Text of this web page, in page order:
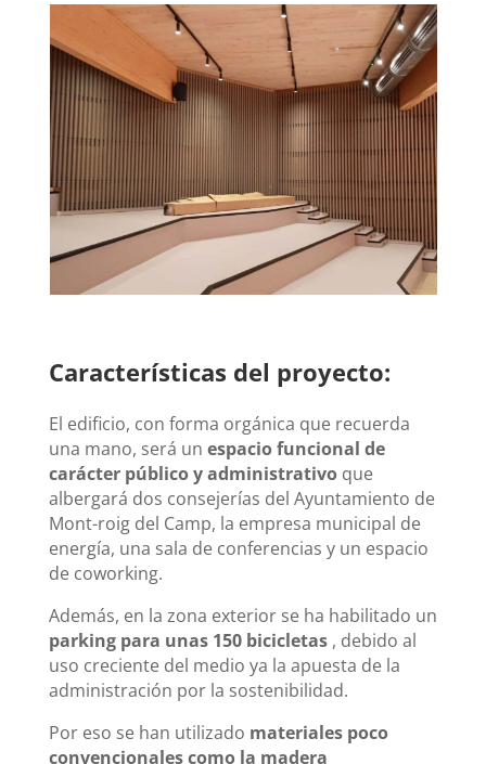
Características del proyecto:
El edificio, con forma orgánica que recuerda
una mano, será un espacio funcional de
carácter público y administrativoque
albergará dos consejerías del Ayuntamiento de
Mont-roig del Camp, la empresa municipal de
energía, una sala de conferencias y un espacio
de coworking.
Además, en la zona exterior se ha habilitado un
parking para unas 150 bicicletas, debido al
uso creciente del medio ya la apuesta de la
administración por la sostenibilidad.
Por eso se han utilizado materiales poco
convencionales como la madera